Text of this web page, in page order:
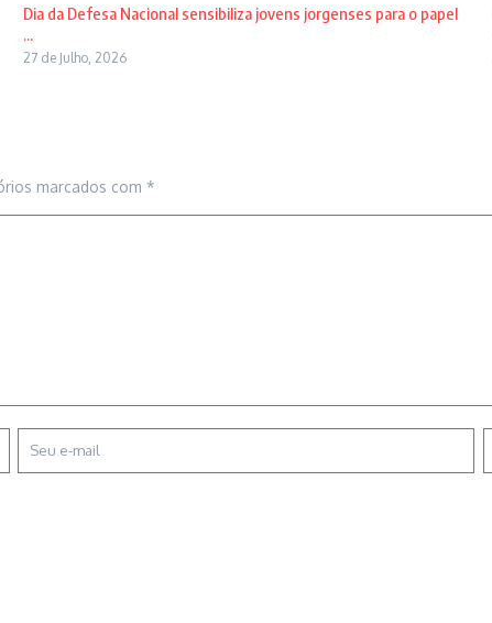
Dia da Defesa Nacional sensibiliza jovens jorgenses para o papel
...
27 de Julho, 2026
marcados com *